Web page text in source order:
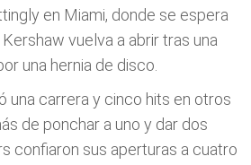
en Miami, donde se espera
vuelva a abrir tras una
una hernia de disco.
una carrera y cinco hits en otros
de ponchar a uno y dar dos
confiaron sus aperturas a cuatro